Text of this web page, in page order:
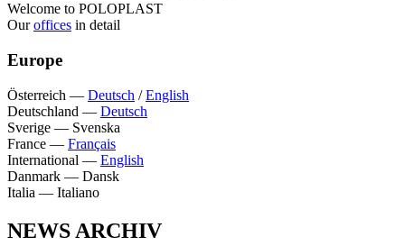
Welcome to POLOPLAST
Ouroffices in detail
Europe
Österreich — Deutsch /English
Deutschland — Deutsch
Sverige — Svenska
France — Français
International — English
Danmark — Dansk
Italia — Italiano
NEWS ARCHIV